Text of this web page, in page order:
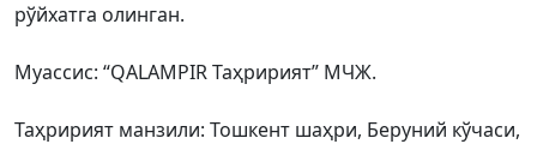
рўйхатга олинган.
Муассис: “QALAMPIR Таҳририят” МЧЖ.
Таҳририят манзили: Тошкент шаҳри, Беруний кўчаси,